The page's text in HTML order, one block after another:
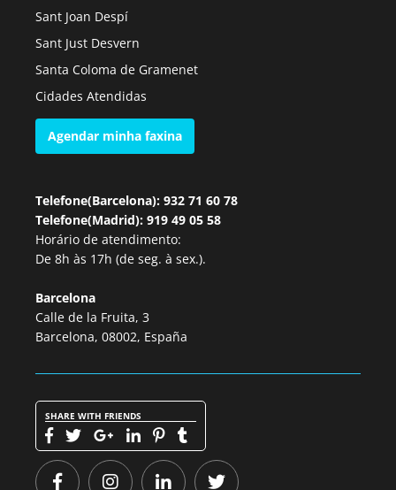
Sant Joan Despí
Sant Just Desvern
Santa Coloma de Gramenet
Cidades Atendidas
Agendar minha faxina
Telefone(Barcelona): 932 71 60 78
Telefone(Madrid): 919 49 05 58
Horário de atendimento:
De 8h às 17h (de seg. à sex.).
Barcelona
Calle de la Fruita, 3
Barcelona, 08002, España
SHARE WITH FRIENDS